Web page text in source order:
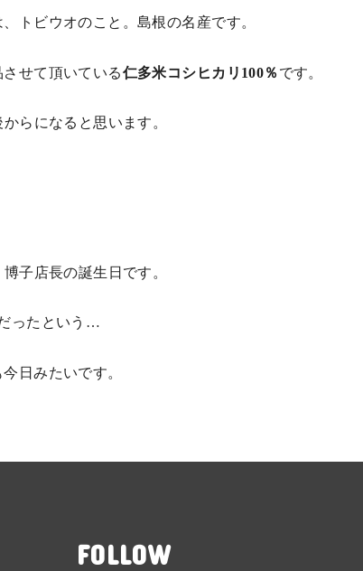
トビウオのこと。島根の名産です。
せて頂いている仁多米コシヒカリ100％ です。
らになると思います。
子店長の誕生日です。
ったという…
日みたいです。
FOLLOW